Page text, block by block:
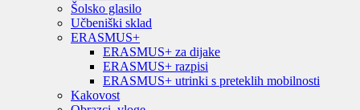
Šolsko glasilo
Učbeniški sklad
ERASMUS+
ERASMUS+ za dijake
ERASMUS+ razpisi
ERASMUS+ utrinki s preteklih mobilnosti
Kakovost